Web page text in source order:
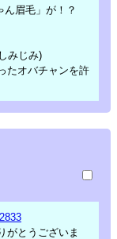
眉毛」が！？
みじみ)
たオバチャンを許
がとうございま